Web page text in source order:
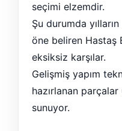
seçimi elzemdir.
Şu durumda
öne beliren Hastaş
eksiksiz karşılar.
Gelişmiş yapım
hazırlanan
sunuyor.